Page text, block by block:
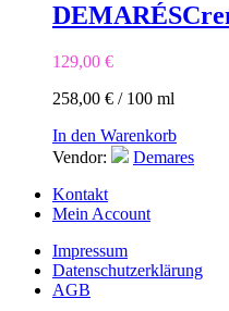
DEMARÉS
129,00 €
258,00 € / 100 ml
In den Warenkorb
Vendor:
Demares
Kontakt
Mein Account
Impressum
Datenschutzerklärung
AGB